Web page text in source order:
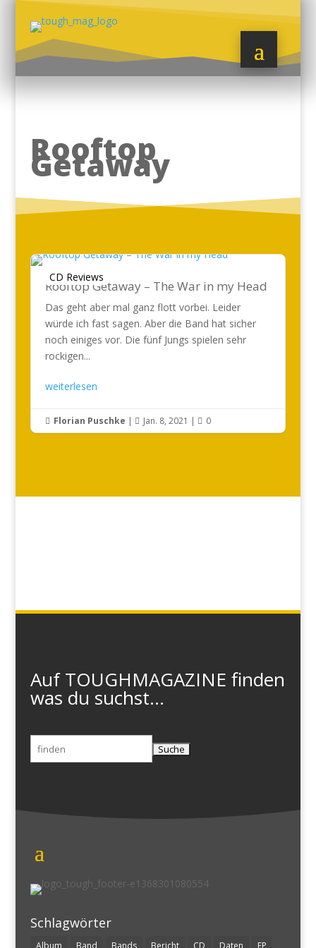
Rooftop
Getaway
CD Reviews
Rooftop Getaway – The War in my Head
Das geht aber mal ganz flott vorbei. Leider
würde ich fast sagen. Aber die Band hat sicher
noch einiges vor. Die fünf Jungs spielen sehr
rockigen...
weiterlesen
 Florian Puschke |  Jan. 8, 2021 |  0
Auf TOUGHMAGAZINE finden
was du suchst...
Suchen
nach:
Schlagwörter
Album Band Bands Bericht CD Daten EP